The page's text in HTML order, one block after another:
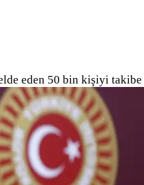
eden 50 bin kişiyi takibe